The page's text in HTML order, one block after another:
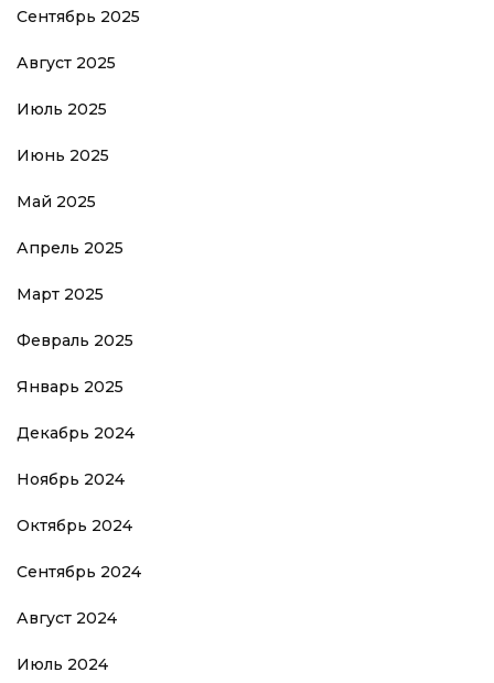
Сентябрь 2025
Август 2025
Июль 2025
Июнь 2025
Май 2025
Апрель 2025
Март 2025
Февраль 2025
Январь 2025
Декабрь 2024
Ноябрь 2024
Октябрь 2024
Сентябрь 2024
Август 2024
Июль 2024